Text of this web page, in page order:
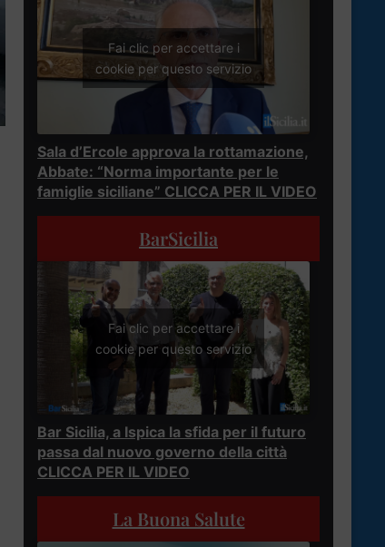
Fai clic per accettare i
cookie per questo servizio
Sala d’Ercole approva la rottamazione,
Abbate: “Norma importante per le
famiglie siciliane” CLICCA PER IL VIDEO
BarSicilia
Fai clic per accettare i
cookie per questo servizio
Bar Sicilia, a Ispica la sfida per il futuro
passa dal nuovo governo della città
CLICCA PER IL VIDEO
La Buona Salute